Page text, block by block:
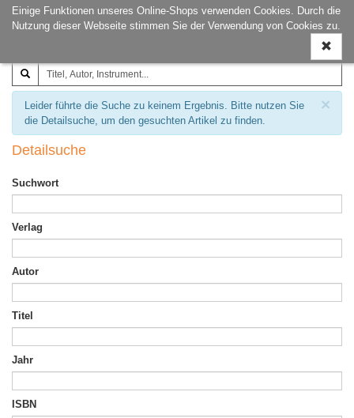
Einige Funktionen unseres Online-Shops verwenden Cookies. Durch die
Nutzung dieser Webseite stimmen Sie der Verwendung von Cookies zu.
ein-/
Joachim‐Trekel‐Musikverlag,
Hamburg
×
Leider führte die Suche zu keinem Ergebnis. Bitte nutzen Sie
die Detailsuche, um den gesuchten Artikel zu finden.
Detailsuche
Suchwort
Verlag
Autor
Titel
Jahr
ISBN